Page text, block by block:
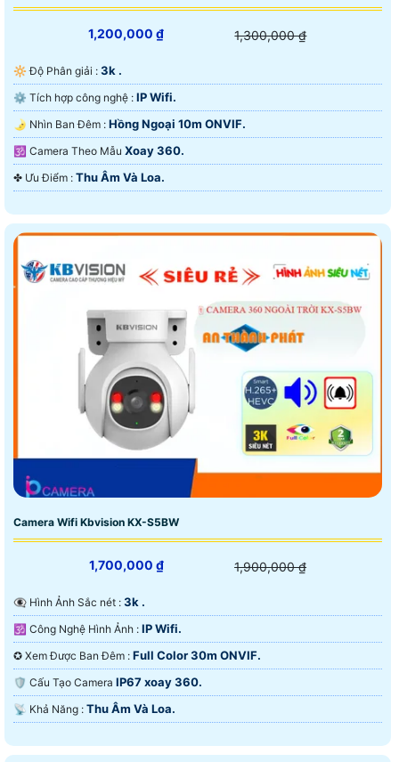
1,200,000 ₫ 1,300,000 ₫
🔆 Độ Phân giải : 3k .
⚙ Tích hợp công nghệ : IP Wifi.
🌛 Nhìn Ban Đêm : Hồng Ngoại 10m ONVIF.
🕉️ Camera Theo Mẫu Xoay 360.
️✤ Ưu Điểm : Thu Âm Và Loa.
Camera Wifi Kbvision KX-S5BW
1,700,000 ₫ 1,900,000 ₫
👁️‍🗨 Hình Ảnh Sắc nét : 3k .
🕉️ Công Nghệ Hình Ảnh : IP Wifi.
✪ Xem Được Ban Đêm : Full Color 30m ONVIF.
🛡 Cấu Tạo Camera IP67 xoay 360.
️📡 Khả Năng : Thu Âm Và Loa.